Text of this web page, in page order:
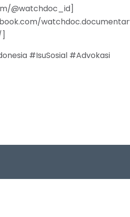
@watchdoc_id]
#IsuSosial #Advokasi